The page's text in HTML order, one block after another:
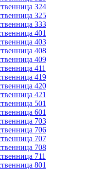
324
325
333
401
403
408
409
411
419
420
421
501
601
703
706
707
708
711
801